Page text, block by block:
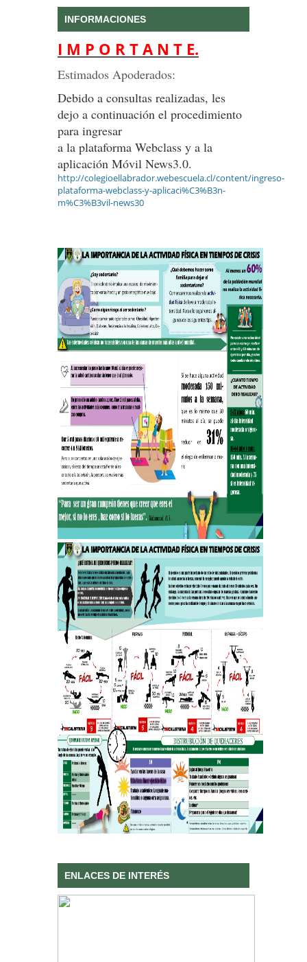
INFORMACIONES
I M P O R T A N T E.
Estimados Apoderados:
Debido a consultas realizadas, les
dejo a continuación el procedimiento
para ingresar
a la plataforma Webclass y a la
aplicación Móvil News3.0.
http://colegioellabrador.webescuela.cl/content/ingreso-
plataforma-webclass-y-aplicaci%C3%B3n-
m%C3%B3vil-news30
ENLACES DE INTERÉS